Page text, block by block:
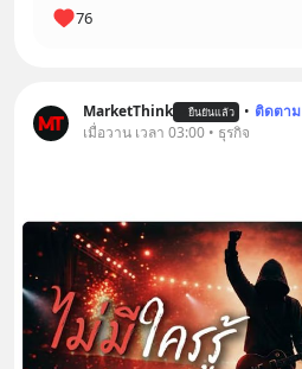
76
MarketThink ยืนยันแล้ว • ติดตาม
เมื่อวาน เวลา 03:00 • ธุรกิจ